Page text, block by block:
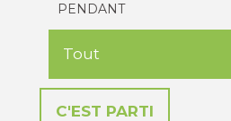
PENDANT